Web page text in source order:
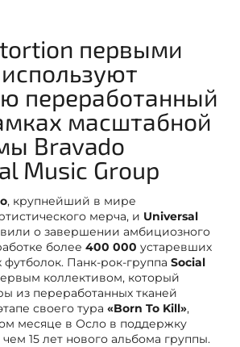
первыми
переработанный
масштабной
Bravado
Music Group
, крупнейший в мире
мерча, и Universal
о завершении амбициозного
более 400 000 устаревших
Панк-рок-группа Social
коллективом, который
из переработанных тканей
своего тура «Born To Kill»,
месяце в Осло в поддержку
15 лет нового альбома группы.